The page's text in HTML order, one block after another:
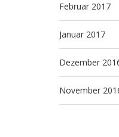
Februar 2017
Januar 2017
Dezember
November